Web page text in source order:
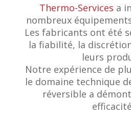
Thermo-Services a
nombreux
Les fabricants ont été
la fiabilité, la
leurs
Notre expérience de
le domaine technique
réversible a